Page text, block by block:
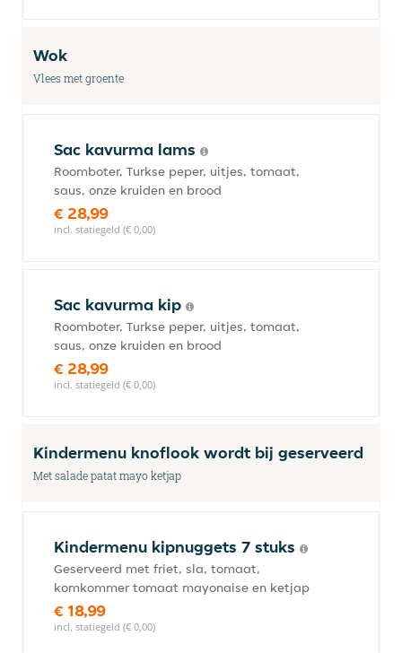
Wok
Vlees met groente
Sac kavurma lams
Roomboter, Turkse peper, uitjes, tomaat,
saus, onze kruiden en brood
€ 28,99
incl. statiegeld (€ 0,00)
Sac kavurma kip
Roomboter, Turkse peper, uitjes, tomaat,
saus, onze kruiden en brood
€ 28,99
incl. statiegeld (€ 0,00)
Kindermenu knoflook wordt bij geserveerd
Met salade patat mayo ketjap
Kindermenu kipnuggets 7 stuks
Geserveerd met friet, sla, tomaat,
komkommer tomaat mayonaise en ketjap
€ 18,99
incl. statiegeld (€ 0,00)